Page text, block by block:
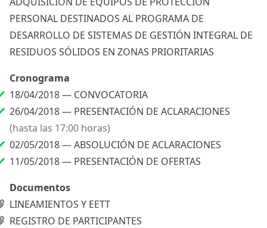
PERSONAL DESTINADOS AL PROGRAMA DE
DESARROLLO DE SISTEMAS DE GESTIÓN INTEGRAL DE
RESIDUOS SÓLIDOS EN ZONAS PRIORITARIAS
Cronograma
18/04/2018 — CONVOCATORIA
26/04/2018 — PRESENTACIÓN DE ACLARACIONES
(hasta las 17:00 horas)
02/05/2018 —ABSOLUCIÓN DE ACLARACIONES
11/05/2018 — PRESENTACIÓN DE OFERTAS
Documentos
LINEAMIENTOS Y EETT
REGISTRO DE PARTICIPANTES